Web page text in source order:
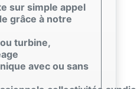
sur simple appel
grâce à notre
turbine,
avec ou sans